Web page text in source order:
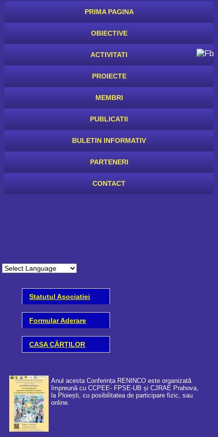
PRIMA PAGINA
OBIECTIVE
ACTIVITATI
PROIECTE
MEMBRI
PUBLICATII
BULETIN INFORMATIV
PARTENERI
CONTACT
Statutul Asociatiei
Formular Aderare
CASA CĂRȚILOR
Anul acesta Conferința RENINCO este organizată
împreună cu CCPEE- FPSE-UB și CJRAE Prahova,
la Ploiești, cu posibilitatea de participare fizic, sau
online.